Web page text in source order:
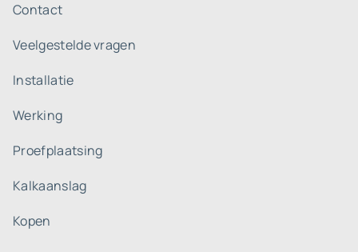
Contact
Veelgestelde vragen
Installatie
Werking
Proefplaatsing
Kalkaanslag
Kopen